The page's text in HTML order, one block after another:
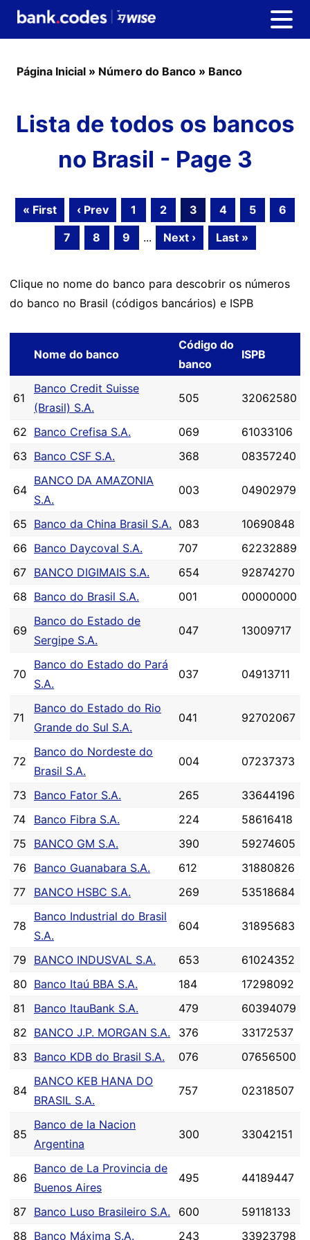
Página Inicial » Número do Banco » Banco
Lista de todos os bancos
no Brasil - Page 3
« First ‹ Prev 1 2 3 4 5
6
7
8 9 ... Next › Last »
Clique no nome do banco para descobrir os números
do banco no Brasil (códigos bancários) e ISPB
Nome do banco
Código do
banco
ISPB
61
Banco Credit Suisse
(Brasil) S.A.
505 32062580
62 Banco Crefisa S.A. 069
61033106
63 Banco CSF S.A. 368 08357240
64
BANCO DA AMAZONIA
S.A.
003 04902979
65 Banco da China Brasil S.A. 083
10690848
66 Banco Daycoval S.A. 707
62232889
67 BANCO DIGIMAIS S.A. 654
92874270
68 Banco do Brasil S.A. 001 00000000
69
Banco do Estado de
Sergipe S.A.
047 13009717
70
Banco do Estado do Pará
S.A.
037 04913711
71
Banco do Estado do Rio
Grande do Sul S.A.
041 92702067
72
Banco do Nordeste do
Brasil S.A.
004 07237373
73 Banco Fator S.A. 265
33644196
74
Banco Fibra S.A. 224
58616418
75
BANCO GM S.A. 390
59274605
76
Banco Guanabara S.A. 612
31880826
77
BANCO HSBC S.A. 269 53518684
78
Banco Industrial do Brasil
S.A.
604 31895683
79 BANCO INDUSVAL S.A. 653
61024352
80 Banco Itaú BBA S.A. 184
17298092
81
Banco ItauBank S.A. 479
60394079
82 BANCO J.P. MORGAN S.A. 376
33172537
83 Banco KDB do Brasil S.A. 076 07656500
84
BANCO KEB HANA DO
BRASIL S.A.
757 02318507
85
Banco de la Nacion
Argentina
300 33042151
86
Banco de La Provincia de
Buenos Aires
495 44189447
87 Banco Luso Brasileiro S.A. 600
59118133
88 Banco Máxima S.A. 243 33923798